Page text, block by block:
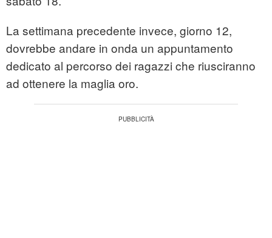
La settimana precedente invece, giorno 12,
dovrebbe andare in onda un appuntamento
dedicato al percorso dei ragazzi che riusciranno
ad ottenere la maglia oro.